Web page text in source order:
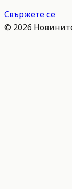
Свържете се
© 2026